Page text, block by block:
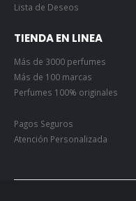
Lista de Deseos
TIENDA EN LINEA
Más de 3000 perfumes
Más de 100 marcas
Perfumes 100% originales
Pagos Seguros
Atención Personalizada